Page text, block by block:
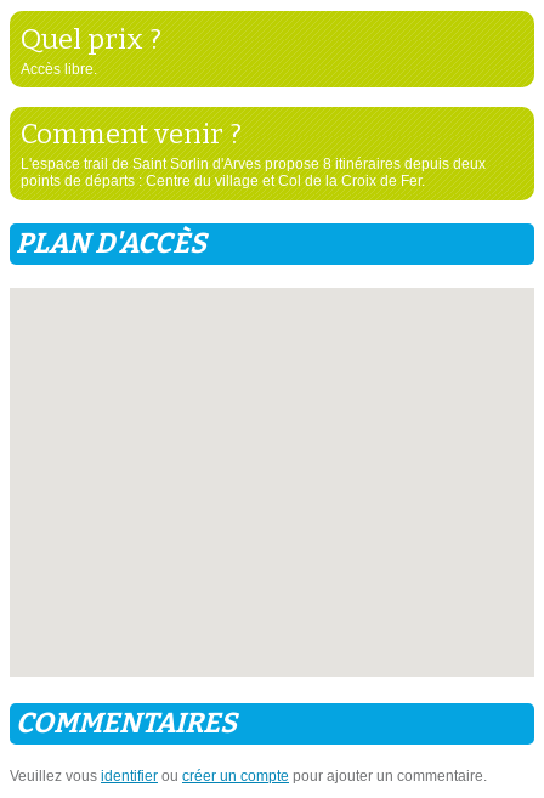
Quel prix ?
Accès libre.
Comment venir ?
L'espace trail de Saint Sorlin d'Arves propose 8 itinéraires depuis deux
points de départs : Centre du village et Col de la Croix de Fer.
PLAN D'ACCÈS
COMMENTAIRES
Veuillez vous identifier ou créer un compte pour ajouter un commentaire.